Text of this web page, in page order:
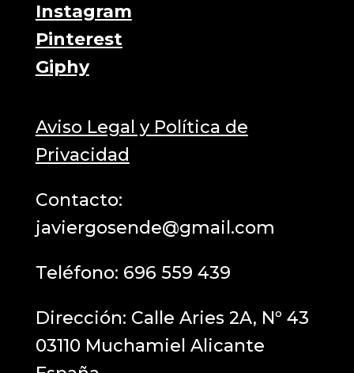
Instagram
Pinterest
Giphy
Aviso Legal y Política de
Privacidad
Contacto:
javiergosende@gmail.com
Teléfono: 696 559 439
Dirección: Calle Aries 2A, Nº 43
03110 Muchamiel Alicante